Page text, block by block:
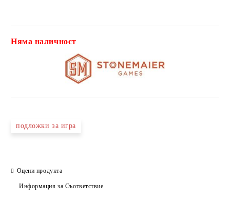
Няма наличност
подложки за игра
Оцени продукта
Информация за Съответствие